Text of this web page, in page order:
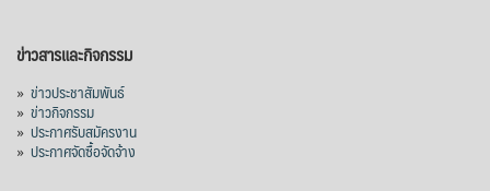
ข่าวสารและกิจกรรม
» ข่าวประชาสัมพันธ์
» ข่าวกิจกรรม
» ประกาศรับสมัครงาน
» ประกาศจัดซื้อจัดจ้าง